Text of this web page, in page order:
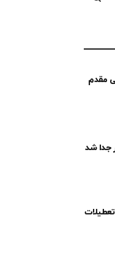
مقدم
جدا شد